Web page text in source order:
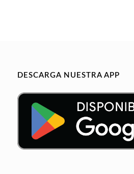
DESCARGA NUESTRA APP